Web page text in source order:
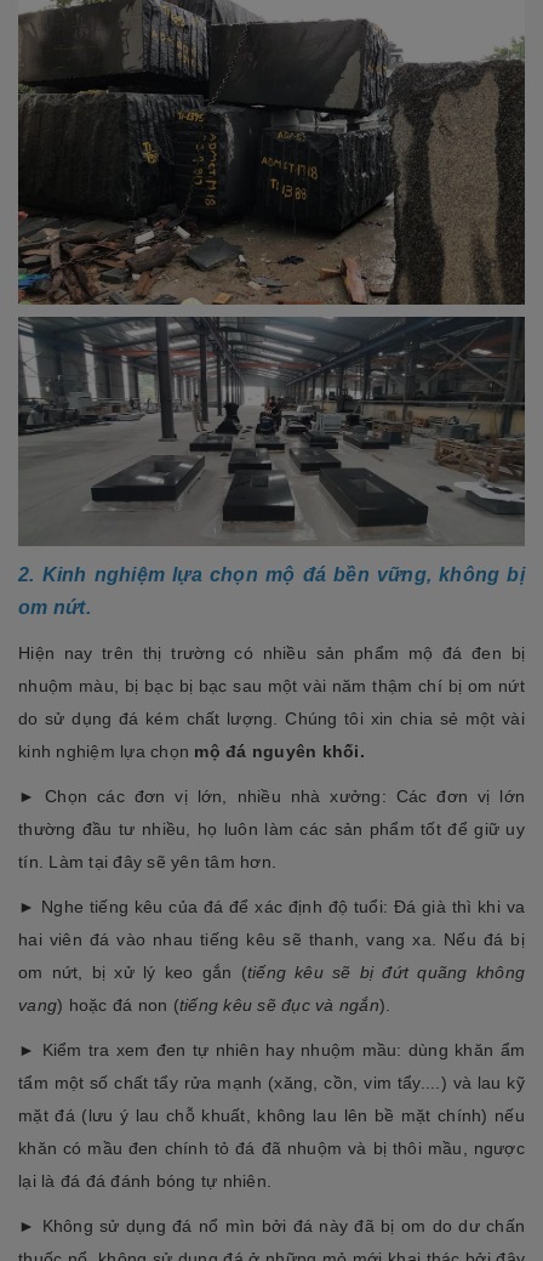
2. Kinh nghiệm lựa chọn mộ đá bền vững, không bị
om nứt.
Hiện nay trên thị trường có nhiều sản phẩm mộ đá đen bị
nhuộm màu, bị bạc bị bạc sau một vài năm thậm chí bị om nứt
do sử dụng đá kém chất lượng. Chúng tôi xin chia sẻ một vài
kinh nghiệm lựa chọn mộ đá nguyên khối.
► Chọn các đơn vị lớn, nhiều nhà xưởng: Các đơn vị lớn
thường đầu tư nhiều, họ luôn làm các sản phẩm tốt để giữ uy
tín. Làm tại đây sẽ yên tâm hơn.
► Nghe tiếng kêu của đá để xác định độ tuổi: Đá già thì khi va
hai viên đá vào nhau tiếng kêu sẽ thanh, vang xa. Nếu đá bị
om nứt, bị xử lý keo gắn (tiếng kêu sẽ bị đứt quãng không
vang) hoặc đá non (tiếng kêu sẽ đục và ngắn).
► Kiểm tra xem đen tự nhiên hay nhuộm mầu: dùng khăn ẩm
tẩm một số chất tẩy rửa mạnh (xăng, cồn, vim tẩy....) và lau kỹ
mặt đá (lưu ý lau chỗ khuất, không lau lên bề mặt chính) nếu
khăn có mầu đen chính tỏ đá đã nhuộm và bị thôi mầu, ngược
lại là đá đá đánh bóng tự nhiên.
► Không sử dụng đá nổ mìn bởi đá này đã bị om do dư chấn